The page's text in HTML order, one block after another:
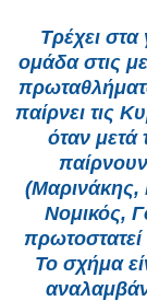
Τρέχει
ομάδα στις
παίρνει τις
όταν
(Μαρινάκης,
Νομικός,
Το σχήμα